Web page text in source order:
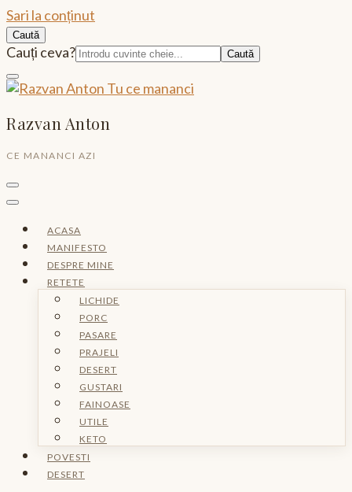
Sari la conținut
Caută
Caută:
Cauți ceva?
Razvan Anton
CE MANANCI AZI
ACASA
MANIFESTO
DESPRE MINE
RETETE
LICHIDE
PORC
PASARE
PRAJELI
DESERT
GUSTARI
FAINOASE
UTILE
KETO
POVESTI
DESERT